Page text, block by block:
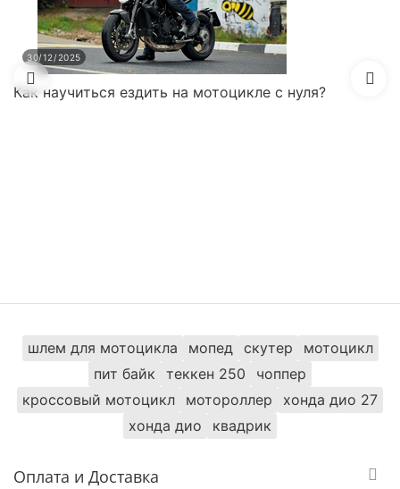
30/12/2025
Как научиться ездить на мотоцикле с нуля?
шлем для мотоцикла мопед скутер
мотоцикл
пит байк
теккен 250
чоппер
кроссовый мотоцикл
мотороллер
хонда дио 27
хонда дио
квадрик
Оплата и Доставка